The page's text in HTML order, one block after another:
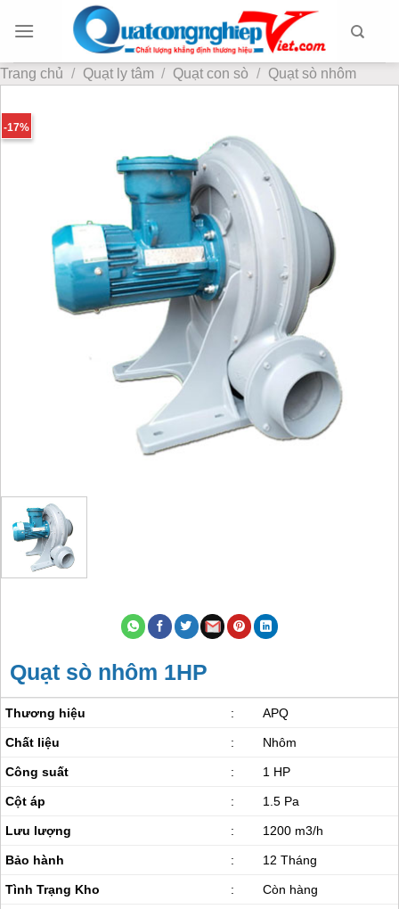
đến
dung
Trang chủ / Quạt ly tâm / Quạt con sò / Quạt sò nhôm
-17%
Quạt sò nhôm 1HP
Thương hiệu : APQ
Chất liệu : Nhôm
Công suất : 1 HP
Cột áp : 1.5 Pa
Lưu lượng : 1200 m3/h
Bảo hành : 12 Tháng
Tình Trạng Kho : Còn hàng